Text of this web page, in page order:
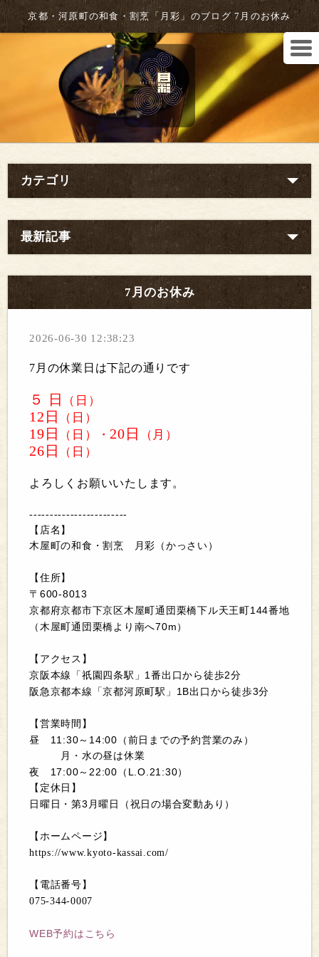
京都・河原町の和食・割烹「月彩」のブログ 7月のお休み
カテゴリ
最新記事
7月のお休み
2026-06-30 12:38:23
7月の休業日は下記の通りです
５ 日 （ 日 ）
12日 （日）
19日 （日） ・20 日 （月）
26日 （日）
よろしくお願いいたします。
‐‐‐‐‐‐‐‐‐‐‐‐‐‐‐‐‐‐‐‐‐‐‐‐
【店名】
木屋町の和食・割烹 月彩（かっさい）
【住所】
〒 600-8013
京都府京都市下京区木屋町通団栗橋下ル天王町 144番地
（木屋町通団栗橋より南へ70m ）
【アクセス】
京阪本線「祇園四条駅」 1番出口から徒歩2分
阪急京都本線「京都河原町駅」 1B出口から徒歩3分
【営業時間】
昼 11:30 ～ 14:00 （前日までの予約営業のみ）
月・水の昼は休業
夜 17:00 ～22:00 （ L.O.21:30）
【定休日】
日曜日・第3 月曜日（祝日の場合変動あり）
【ホームページ】
https://www.kyoto-kassai.com/
【電話番号】
075-344-0007
WEB予約はこちら